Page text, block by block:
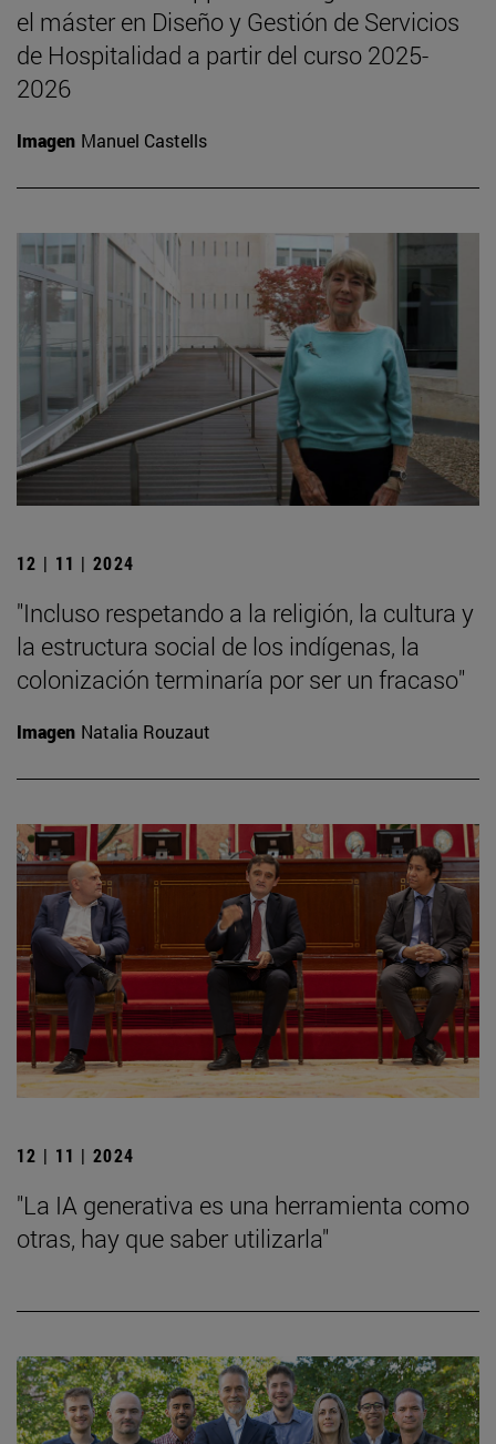
el máster en Diseño y Gestión de Servicios
de Hospitalidad a partir del curso 2025-
2026
Imagen Manuel Castells
12 | 11 | 2024
"Incluso respetando a la religión, la cultura y
la estructura social de los indígenas, la
colonización terminaría por ser un fracaso"
Imagen Natalia Rouzaut
12 | 11 | 2024
"La IA generativa es una herramienta como
otras, hay que saber utilizarla"